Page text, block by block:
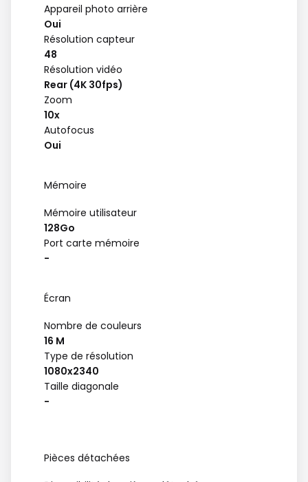
Appareil photo arrière
Oui
Résolution capteur
48
Résolution vidéo
Rear (4K 30fps)
Zoom
10x
Autofocus
Oui
Mémoire
Mémoire utilisateur
128Go
Port carte mémoire
-
Écran
Nombre de couleurs
16 M
Type de résolution
1080x2340
Taille diagonale
-
Pièces détachées